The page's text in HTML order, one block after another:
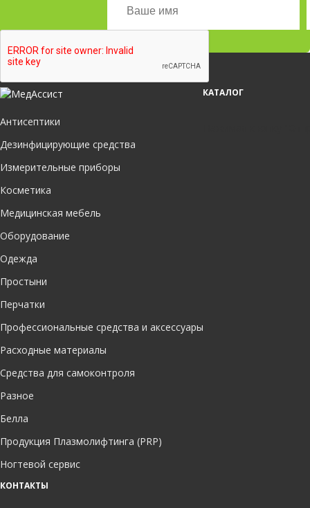
КАТАЛОГ
Антисептики
Дезинфицирующие средства
Измерительные приборы
Косметика
Медицинская мебель
Оборудование
Одежда
Простыни
Перчатки
Профессиональные средства и аксессуары
Расходные материалы
Средства для самоконтроля
Разное
Белла
Продукция Плазмолифтинга (PRP)
Ногтевой сервис
КОНТАКТЫ